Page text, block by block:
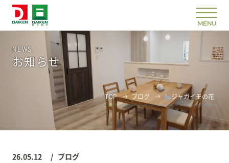
NEWS
お知らせ
TOP ブログ ジャガイモの花
26.05.12 ブログ